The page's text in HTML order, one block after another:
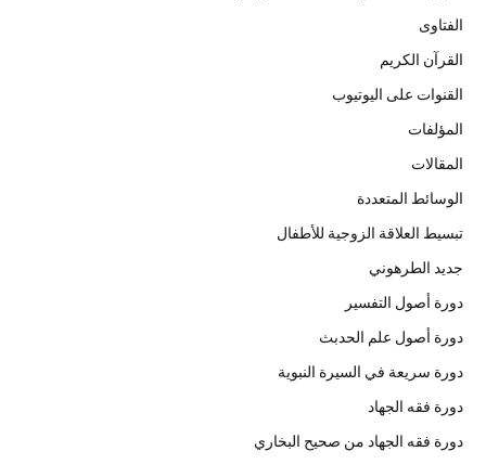
الفتاوى
القرآن الكريم
القنوات على اليوتيوب
المؤلفات
المقالات
الوسائط المتعددة
تبسيط العلاقة الزوجية للأطفال
جديد الطرهوني
دورة أصول التفسير
دورة أصول علم الحدبث
دورة سريعة في السيرة النبوية
دورة فقه الجهاد
دورة فقه الجهاد من صحيح البخاري